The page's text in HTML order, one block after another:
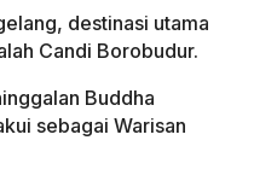
destinasi utama
Candi Borobudur.
Buddha
sebagai Warisan